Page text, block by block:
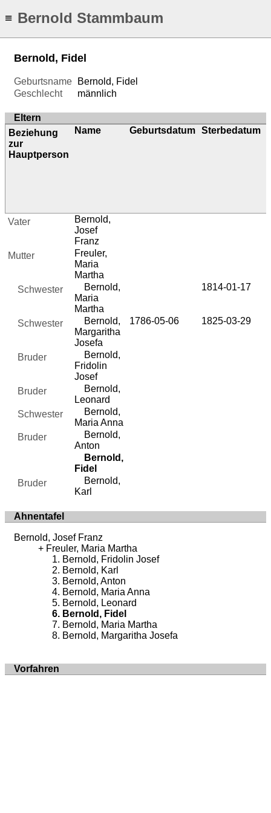
≡ Bernold Stammbaum
Bernold, Fidel
Geburtsname
Bernold, Fidel
Geschlecht
männlich
Eltern
Beziehung
zur
Hauptperson
Name Geburtsdatum Sterbedatum
Vater
Bernold,
Josef
Franz
Mutter
Freuler,
Maria
Martha
Schwester
Bernold,
Maria
Martha
1814-01-17
Schwester
Bernold,
Margaritha
Josefa
1786-05-06 1825-03-29
Bruder
Bernold,
Fridolin
Josef
Bruder
Bernold,
Leonard
Schwester
Bernold,
Maria Anna
Bruder
Bernold,
Anton
Bernold,
Fidel
Bruder
Bernold,
Karl
Ahnentafel
Bernold, Josef Franz
Freuler, Maria Martha
Bernold, Fridolin Josef
Bernold, Karl
Bernold, Anton
Bernold, Maria Anna
Bernold, Leonard
Bernold, Fidel
Bernold, Maria Martha
Bernold, Margaritha Josefa
Vorfahren